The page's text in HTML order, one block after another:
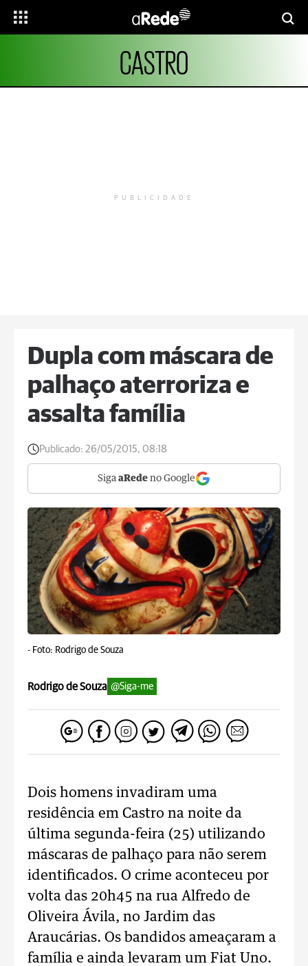
CASTRO
PUBLICIDADE
Dupla com máscara de
palhaço aterroriza e
assalta família
Publicado: 26/05/2015, 08:18
Siga aRede no Google
- Foto: Rodrigo de Souza
Rodrigo de Souza @Siga-me
Dois homens invadiram uma
residência em Castro na noite da
última segunda-feira (25) utilizando
máscaras de palhaço para não serem
identificados. O crime aconteceu por
volta das 20h45 na rua Alfredo de
Oliveira Ávila, no Jardim das
Araucárias. Os bandidos ameaçaram a
família e ainda levaram um Fiat Uno.